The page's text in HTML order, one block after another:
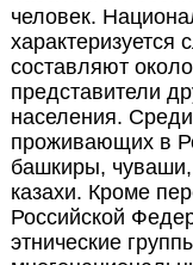
человек.
составляют
представители
населения.
проживающих в
башкиры,
казахи. Кроме
Российской
этнические